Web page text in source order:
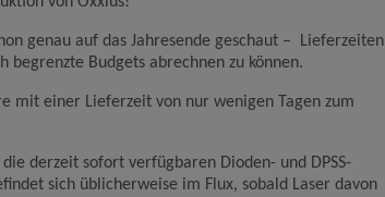
genau auf das Jahresende geschaut – Lieferzeiten
Budgets abrechnen zu können.
mit einer Lieferzeit von nur wenigen Tagen zum
derzeit sofort verfügbaren Dioden- und DPSS-
sich üblicherweise im Flux, sobald Laser davon